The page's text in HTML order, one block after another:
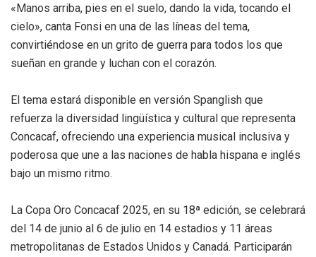
«Manos arriba, pies en el suelo, dando la vida, tocando el
cielo», canta Fonsi en una de las líneas del tema,
convirtiéndose en un grito de guerra para todos los que
sueñan en grande y luchan con el corazón.
El tema estará disponible en versión Spanglish que
refuerza la diversidad lingüística y cultural que representa
Concacaf, ofreciendo una experiencia musical inclusiva y
poderosa que une a las naciones de habla hispana e inglés
bajo un mismo ritmo.
La Copa Oro Concacaf 2025, en su 18ª edición, se celebrará
del 14 de junio al 6 de julio en 14 estadios y 11 áreas
metropolitanas de Estados Unidos y Canadá. Participarán